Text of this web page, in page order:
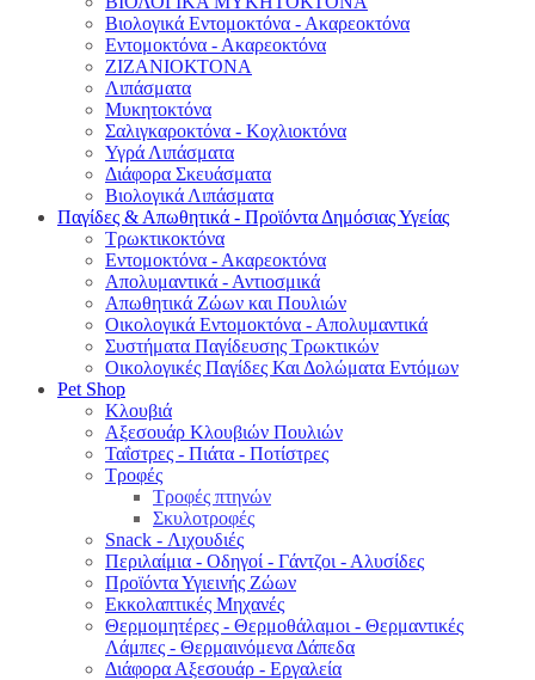
Βιολογικά Εντομοκτόνα - Ακαρεοκτόνα
Εντομοκτόνα - Ακαρεοκτόνα
ΖΙΖΑΝΙΟΚΤΟΝΑ
Λιπάσματα
Μυκητοκτόνα
Σαλιγκαροκτόνα - Κοχλιοκτόνα
Υγρά Λιπάσματα
Διάφορα Σκευάσματα
Βιολογικά Λιπάσματα
Παγίδες & Απωθητικά - Προϊόντα Δημόσιας Υγείας
Τρωκτικοκτόνα
Εντομοκτόνα - Ακαρεοκτόνα
Απολυμαντικά - Αντιοσμικά
Απωθητικά Ζώων και Πουλιών
Οικολογικά Εντομοκτόνα - Απολυμαντικά
Συστήματα Παγίδευσης Τρωκτικών
Οικολογικές Παγίδες Και Δολώματα Εντόμων
Pet Shop
Κλουβιά
Αξεσουάρ Κλουβιών Πουλιών
Ταΐστρες - Πιάτα - Ποτίστρες
Τροφές
Τροφές πτηνών
Σκυλοτροφές
Snack - Λιχουδιές
Περιλαίμια - Οδηγοί - Γάντζοι - Αλυσίδες
Προϊόντα Υγιεινής Ζώων
Εκκολαπτικές Μηχανές
Θερμομητέρες - Θερμοθάλαμοι - Θερμαντικές
Λάμπες - Θερμαινόμενα Δάπεδα
Διάφορα Αξεσουάρ - Εργαλεία